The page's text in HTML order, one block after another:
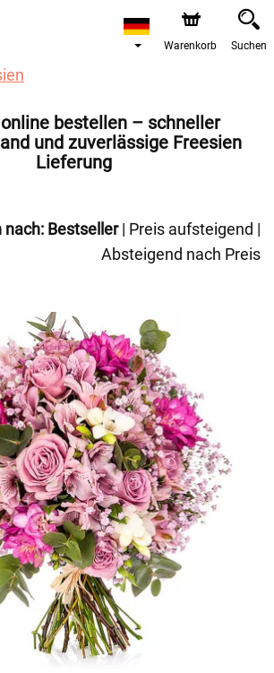
unseren Onlineshop nehmen wir gerne
Liefertermin ist ab dem
aufgrund von Betriebsurlaub.
Warenkorb Suchen
bestellen – schneller
und zuverlässige Freesien
Lieferung
nach: Bestseller| Preis aufsteigend |
Absteigend nach Preis